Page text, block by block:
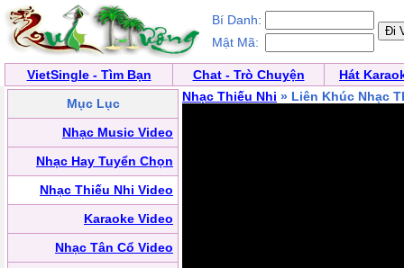
Bí Danh:
Mật Mã:
VietSingle - Tìm Bạn Chat - Trò Chuyện
Hát
Mục Lục
Nhạc Music Video
Nhạc Hay Tuyển Chọn
Nhạc Thiếu Nhi Video
Karaoke Video
Nhạc Tân Cổ Video
Nhạc Thiếu Nhi » Liên Khúc Nhạc